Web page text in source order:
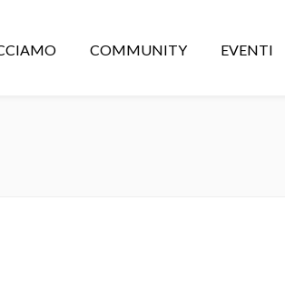
COMMUNITY EVENTI